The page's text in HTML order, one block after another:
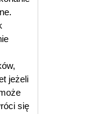
jeżeli
się